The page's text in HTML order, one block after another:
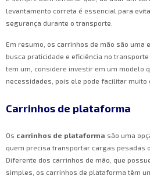
levantamento correta é essencial para
segurança durante o transporte.
Em resumo, os carrinhos de mão são uma
busca praticidade e eficiência no
tem um, considere investir em um modelo
necessidades, pois ele pode facilitar muito
Carrinhos de plataforma
Os carrinhos de plataforma são uma
quem precisa transportar cargas pesadas
Diferente dos carrinhos de mão, que
simples, os carrinhos de plataforma têm